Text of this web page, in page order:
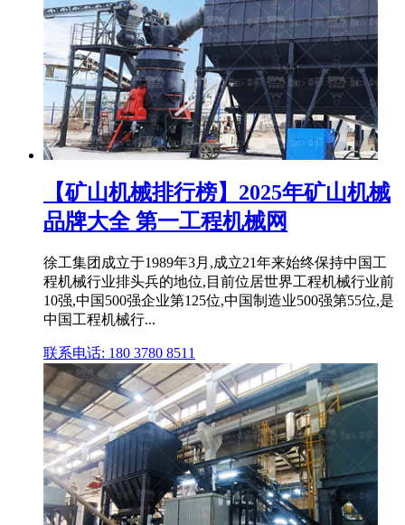
【矿山机械排行榜】2025年矿山机械
品牌大全 第一工程机械网
徐工集团成立于1989年3月,成立21年来始终保持中国工
程机械行业排头兵的地位,目前位居世界工程机械行业前
10强,中国500强企业第125位,中国制造业500强第55位,是
中国工程机械行...
联系电话: 180 3780 8511